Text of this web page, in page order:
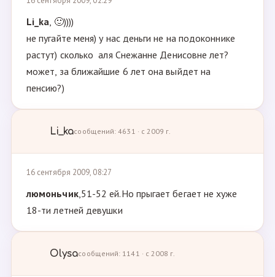
Li_ka, 🙂))))
не пугайте меня) у нас деньги не на подоконнике
растут) сколько аля Снежанне Денисовне лет?
может, за ближайшие 6 лет она выйдет на
пенсию?)
Li_kaсообщений: 4631 · с 2009 г.
16 сентября 2009, 08:27
люмоньчик,51-52 ей.Но прыгает бегает не хуже
18-ти летней девушки
Olysaсообщений: 1141 · с 2008 г.